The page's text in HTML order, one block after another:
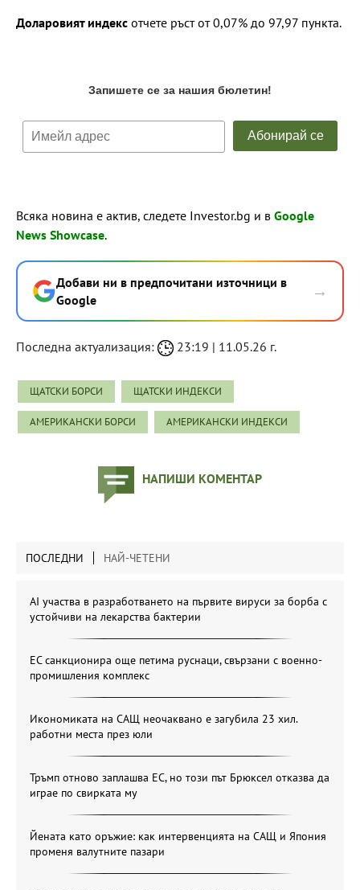
Доларовият индекс отчете ръст от 0,07% до 97,97 пункта.
Всяка новина е актив, следете Investor.bg и в Google
News Showcase.
Добави ни в предпочитани източници в
Google
→
Последна актуализация: 23:19 | 11.05.26 г.
ЩАТСКИ БОРСИ ЩАТСКИ ИНДЕКСИ
АМЕРИКАНСКИ БОРСИ АМЕРИКАНСКИ ИНДЕКСИ
НАПИШИ КОМЕНТАР
ПОСЛЕДНИ НАЙ-ЧЕТЕНИ
AI участва в разработването на първите вируси за борба с
устойчиви на лекарства бактерии
ЕС санкционира още петима руснаци, свързани с военно-
промишления комплекс
Икономиката на САЩ неочаквано е загубила 23 хил.
работни места през юли
Тръмп отново заплашва ЕС, но този път Брюксел отказва да
играе по свирката му
Йената като оръжие: как интервенцията на САЩ и Япония
променя валутните пазари